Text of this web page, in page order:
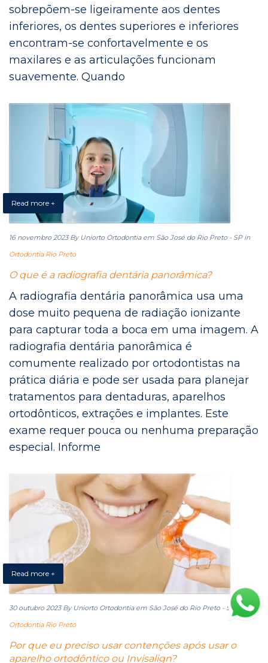
sobrepõem-se ligeiramente aos dentes
inferiores, os dentes superiores e inferiores
encontram-se confortavelmente e os
maxilares e as articulações funcionam
suavemente. Quando
Read more +
16 novembro 2023 By Uniorto Ortodontia em São José do Rio Preto - SP in
Ortodontia Rio Preto
O que é a radiografia dentária panorâmica?
A radiografia dentária panorâmica usa uma
dose muito pequena de radiação ionizante
para capturar toda a boca em uma imagem. A
radiografia dentária panorâmica é
comumente realizado por ortodontistas na
prática diária e pode ser usada para planejar
tratamentos para dentaduras, aparelhos
ortodônticos, extrações e implantes. Este
exame requer pouca ou nenhuma preparação
especial. Informe
Read more +
30 outubro 2023 By Uniorto Ortodontia em São José do Rio Preto - SP
in
Ortodontia Rio Preto
Por que eu preciso usar contenções após usar o
aparelho ortodôntico ou Invisalign?